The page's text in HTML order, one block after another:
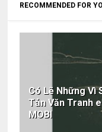
RECOMMENDED FOR
Có Lẽ Những Vì
Tản Văn Tranh
MOBI